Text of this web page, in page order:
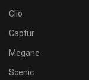
Clio
Captur
Megane
Scenic